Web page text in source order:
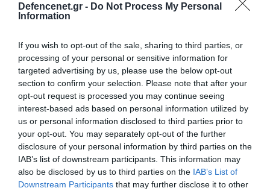
Defencenet.gr - Do Not Process My Personal
Information
If you wish to opt-out of the sale, sharing to third parties, or
processing of your personal or sensitive information for
targeted advertising by us, please use the below opt-out
section to confirm your selection. Please note that after your
opt-out request is processed you may continue seeing
interest-based ads based on personal information utilized by
us or personal information disclosed to third parties prior to
your opt-out. You may separately opt-out of the further
disclosure of your personal information by third parties on the
IAB’s list of downstream participants. This information may
also be disclosed by us to third parties on the IAB’s List of
Downstream Participants that may further disclose it to other
06.08.2026 | 14:02
«Επιχείρηση ελεύθερα πεζοδρόμια» στην
Αθήνα: Απομακρύνθηκαν παράνομα
αντικείμενα από κοινόχρηστους χώρους